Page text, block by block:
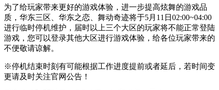
为了给玩家带来更好的游戏体验，进一步提高炫舞的游戏品
质，华东三区、华东之恋、舞动奇迹将于5月11日02:00~04:00
进行临时停机维护，届时以上三个大区的玩家将不能正常登陆
游戏，您可以登录其他大区进行游戏体验，给各位玩家带来的
不便敬请谅解。
※停机结束时刻有可能根据工作进度提前或者延后，若时间变
更请及时关注官网公告！